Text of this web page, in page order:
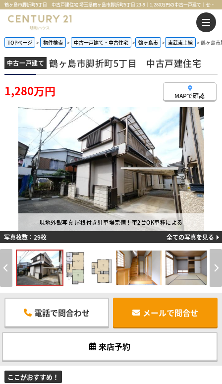
鶴ヶ島市脚折町5丁目 中古戸建住宅 埼玉県鶴ヶ島市脚折町5丁目 23-9｜1,280万円の中古一戸建て｜センチュリー21明和ハウス
TOPページ 物件検索 中古一戸建て・中古住宅 鶴ヶ島市 東武東上線 鶴ヶ島
中古一戸建て 鶴ヶ島市脚折町5丁目 中古戸建住宅
1,280万円 MAPで確認
現地外観写真 屋根付き駐車場完備！車2台OK車種による
写真枚数：29枚 全ての写真を見る
電話で問合わせ メールで問合せ
来店予約
ここがおすすめ！